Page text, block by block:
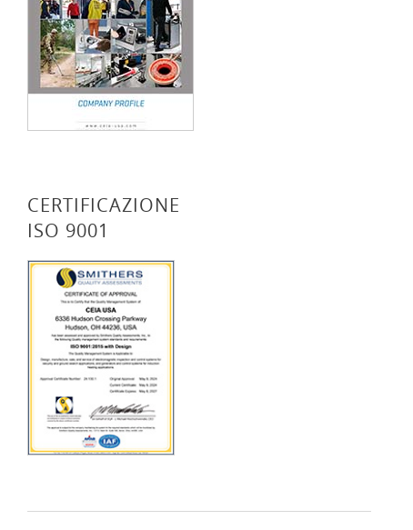
CERTIFICAZIONE
ISO 9001